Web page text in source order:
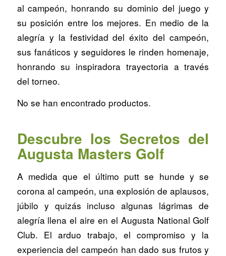
al campeón, honrando su dominio del juego y
su posición entre los mejores. En medio de la
alegría y la festividad del éxito del campeón,
sus fanáticos y seguidores le rinden homenaje,
honrando su inspiradora trayectoria a través
del torneo.
No se han encontrado productos.
Descubre los Secretos del
Augusta Masters Golf
A medida que el último putt se hunde y se
corona al campeón, una explosión de aplausos,
júbilo y quizás incluso algunas lágrimas de
alegría llena el aire en el Augusta National Golf
Club. El arduo trabajo, el compromiso y la
experiencia del campeón han dado sus frutos y